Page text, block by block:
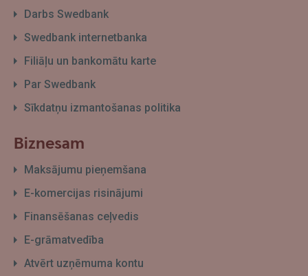
Darbs Swedbank
Swedbank internetbanka
Filiāļu un bankomātu karte
Par Swedbank
Sīkdatņu izmantošanas politika
Biznesam
Maksājumu pieņemšana
E-komercijas risinājumi
Finansēšanas ceļvedis
E-grāmatvedība
Atvērt uzņēmuma kontu